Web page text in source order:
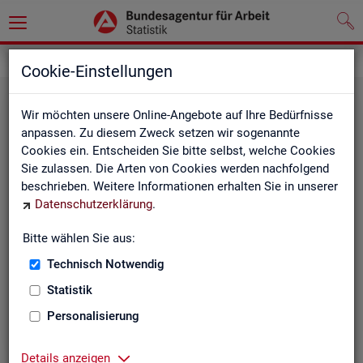
Cookie-Einstellungen
Wir möchten unsere Online-Angebote auf Ihre Bedürfnisse
anpassen. Zu diesem Zweck setzen wir sogenannte
Cookies ein. Entscheiden Sie bitte selbst, welche Cookies
Sie zulassen. Die Arten von Cookies werden nachfolgend
beschrieben. Weitere Informationen erhalten Sie in unserer
Datenschutzerklärung.
Bitte wählen Sie aus:
Technisch Notwendig
Statistik
Personalisierung
Details anzeigen
Hier stehen unsere Basisgrundlagen:
Kurzinformationen, Glossar, Kennzahlensteckbriefe,